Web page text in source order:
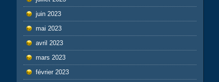
juin 2023
mai 2023
avril 2023
mars 2023
février 2023